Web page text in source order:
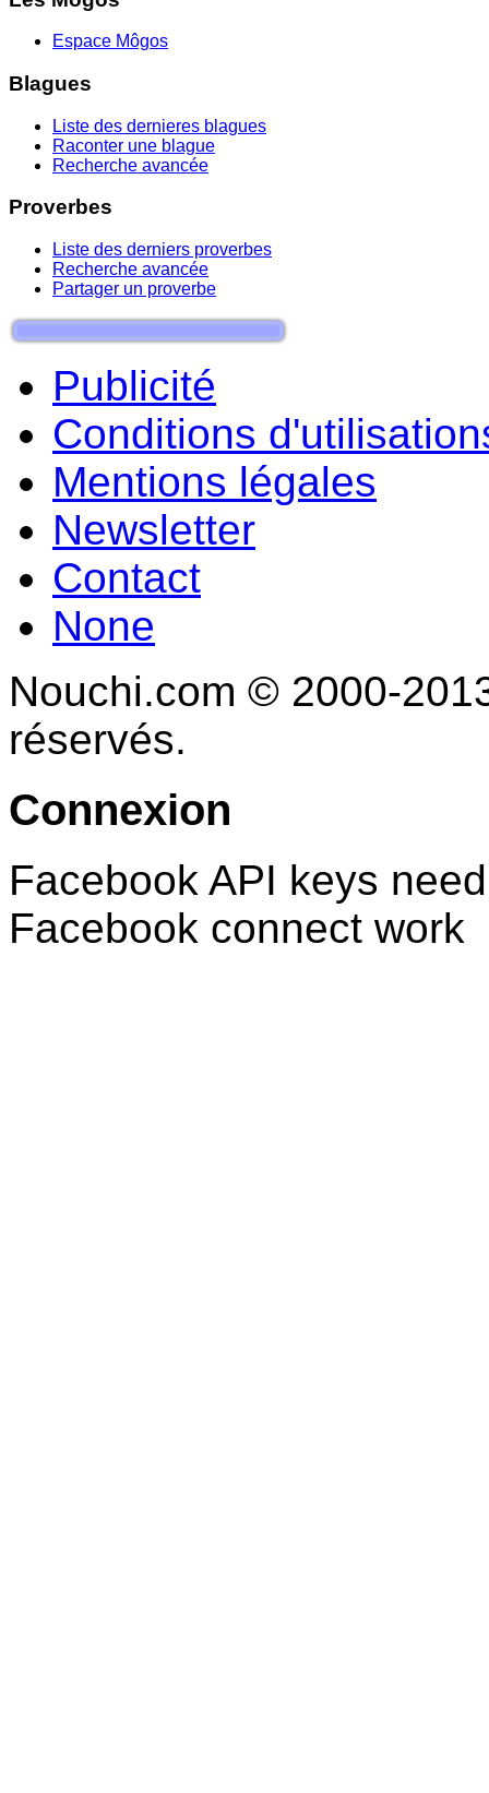
Espace Môgos
Blagues
Liste des dernieres blagues
Raconter une blague
Recherche avancée
Proverbes
Liste des derniers proverbes
Recherche avancée
Partager un proverbe
Publicité
Conditions
Mentions légales
Newsletter
Contact
None
Nouchi.com © 2000-
réservés.
Connexion
Facebook API keys
Facebook connect work